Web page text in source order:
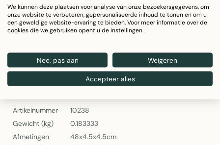
Materiaal: Duurzaam PVC
Eenvoudig zelfklevend - geen lijm nodig
Gewicht: 183 gram
Artikelnummer: 10238
2Lif Claire Zelfklevende Folie Mini Rol – Rood
Specificaties
Artikelnummer
10238
Gewicht (kg)
0.183333
Afmetingen
48x4.5x4.5cm
We kunnen deze plaatsen voor analyse van onze bezoekersgegevens, om
onze website te verbeteren, gepersonaliseerde inhoud te tonen en om u
een geweldige website-ervaring te bieden. Voor meer informatie over de
cookies die we gebruiken opent u de instellingen.
Nee, pas aan Weigeren
Accepteer alles